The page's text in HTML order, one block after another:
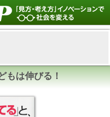
もは伸びる！